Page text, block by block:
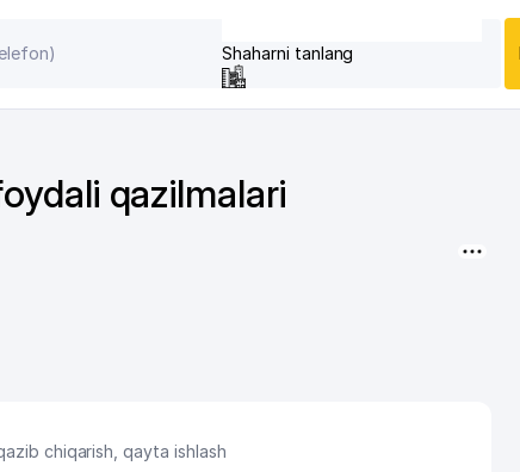
Shaharni tanlang
qazilmalari
chiqarish, qayta ishlash